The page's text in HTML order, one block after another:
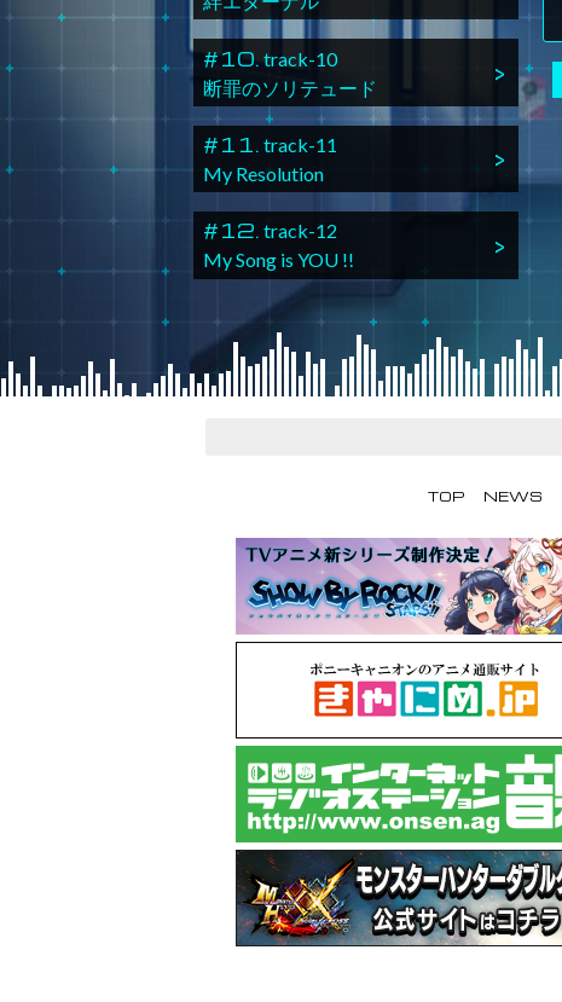
#10. track-10
断罪のソリテュード
#11. track-11
My Resolution
#12. track-12
My Song is YOU !!
TOP NEWS